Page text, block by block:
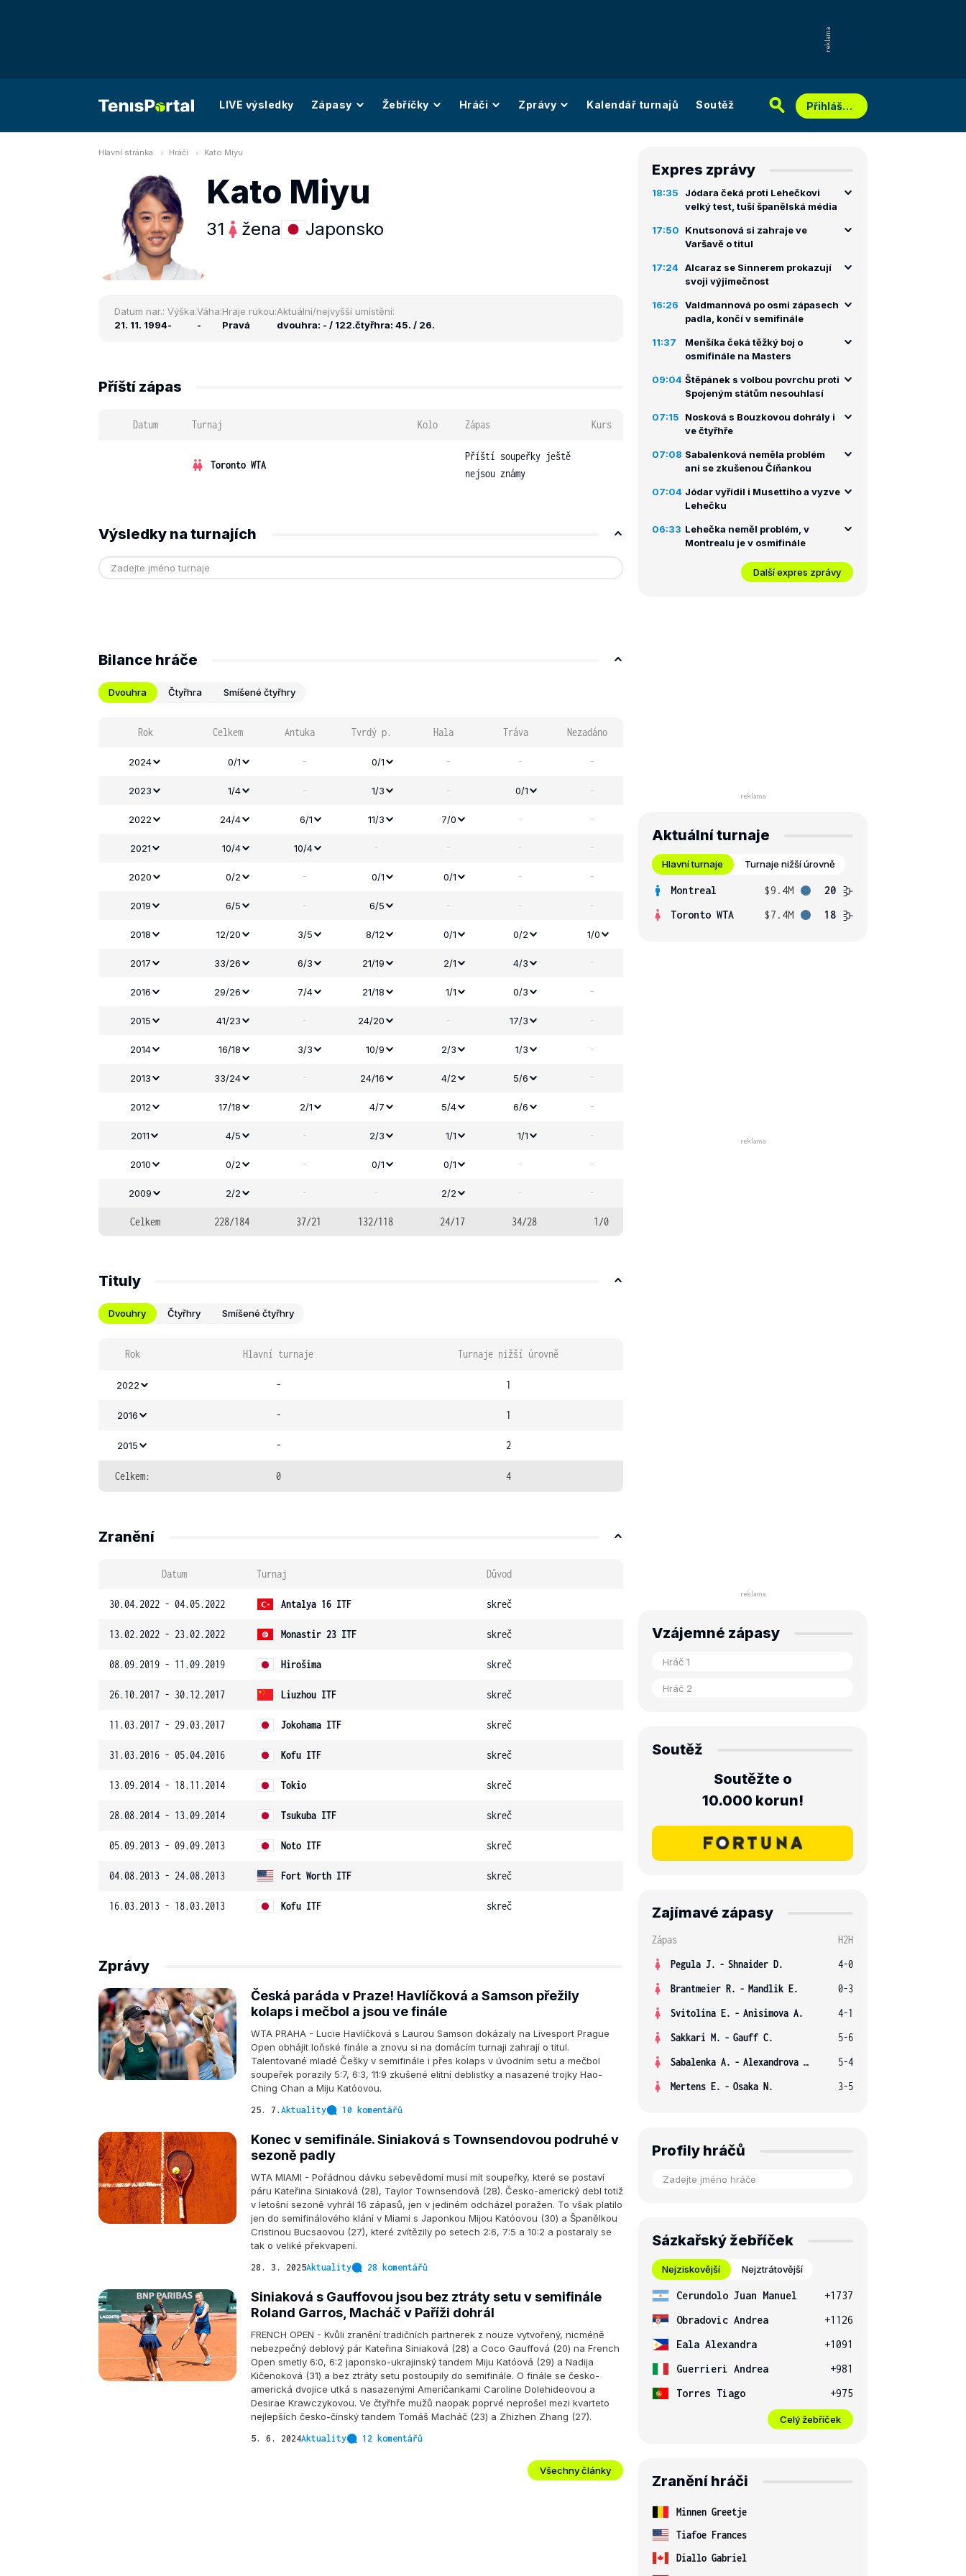
LIVE výsledky Zápasy Žebříčky Hráči Zprávy Kalendář turnajů Soutěž Přihlášení
Hlavní stránka Hráči Kato Miyu
Kato Miyu
31 žena Japonsko
Datum nar.:
21. 11. 1994
Výška:
-
Váha:
-
Hraje rukou:
Pravá
Aktuální/nejvyšší umístění:
dvouhra: - / 122.čtyřhra: 45. / 26.
Příští zápas
Datum Turnaj Kolo Zápas Kurs
Toronto WTA
Příští soupeřky ještě
nejsou známy
Výsledky na turnajích
Bilance hráče
Dvouhra Čtyřhra Smíšené čtyřhry
Rok Celkem Antuka Tvrdý p. Hala Tráva Nezadáno
2024 0/1 - 0/1 - - -
2023 1/4 - 1/3 - 0/1 -
2022 24/4 6/1 11/3 7/0 - -
2021 10/4 10/4 - - - -
2020 0/2 - 0/1 0/1 - -
2019 6/5 - 6/5 - - -
2018 12/20 3/5 8/12 0/1 0/2 1/0
2017 33/26 6/3 21/19 2/1 4/3 -
2016 29/26 7/4 21/18 1/1 0/3 -
2015 41/23 - 24/20 - 17/3 -
2014 16/18 3/3 10/9 2/3 1/3 -
2013 33/24 - 24/16 4/2 5/6 -
2012 17/18 2/1 4/7 5/4 6/6 -
2011 4/5 - 2/3 1/1 1/1 -
2010 0/2 - 0/1 0/1 - -
2009 2/2 - - 2/2 - -
Celkem 228/184 37/21 132/118 24/17 34/28 1/0
Tituly
Dvouhry Čtyřhry Smíšené čtyřhry
Rok Hlavní turnaje Turnaje nižší úrovně
2022 - 1
2016 - 1
2015 - 2
Celkem: 0 4
Zranění
Datum Turnaj Důvod
30.04.2022 - 04.05.2022 Antalya 16 ITF skreč
13.02.2022 - 23.02.2022 Monastir 23 ITF skreč
08.09.2019 - 11.09.2019 Hirošima skreč
26.10.2017 - 30.12.2017 Liuzhou ITF skreč
11.03.2017 - 29.03.2017 Jokohama ITF skreč
31.03.2016 - 05.04.2016 Kofu ITF skreč
13.09.2014 - 18.11.2014 Tokio skreč
28.08.2014 - 13.09.2014 Tsukuba ITF skreč
05.09.2013 - 09.09.2013 Noto ITF skreč
04.08.2013 - 24.08.2013 Fort Worth ITF skreč
16.03.2013 - 18.03.2013 Kofu ITF skreč
Zprávy
Česká paráda v Praze! Havlíčková a Samson přežily
kolaps i mečbol a jsou ve finále
WTA PRAHA - Lucie Havlíčková s Laurou Samson dokázaly na Livesport Prague
Open obhájit loňské finále a znovu si na domácím turnaji zahrají o titul.
Talentované mladé Češky v semifinále i přes kolaps v úvodním setu a mečbol
soupeřek porazily 5:7, 6:3, 11:9 zkušené elitní deblistky a nasazené trojky Hao-
Ching Chan a Miju Katóovou.
25. 7. Aktuality 10 komentářů
Konec v semifinále. Siniaková s Townsendovou podruhé v
sezoně padly
WTA MIAMI - Pořádnou dávku sebevědomí musí mít soupeřky, které se postaví
páru Kateřina Siniaková (28), Taylor Townsendová (28). Česko-americký debl totiž
v letošní sezoně vyhrál 16 zápasů, jen v jediném odcházel poražen. To však platilo
jen do semifinálového klání v Miami s Japonkou Mijou Katóovou (30) a Španělkou
Cristinou Bucsaovou (27), které zvítězily po setech 2:6, 7:5 a 10:2 a postaraly se
tak o veliké překvapení.
28. 3. 2025Aktuality 28 komentářů
Siniaková s Gauffovou jsou bez ztráty setu v semifinále
Roland Garros, Macháč v Paříži dohrál
FRENCH OPEN - Kvůli zranění tradičních partnerek z nouze vytvořený, nicméně
nebezpečný deblový pár Kateřina Siniaková (28) a Coco Gauffová (20) na French
Open smetly 6:0, 6:2 japonsko-ukrajinský tandem Miju Katóová (29) a Nadija
Kičenoková (31) a bez ztráty setu postoupily do semifinále. O finále se česko-
americká dvojice utká s nasazenými Američankami Caroline Dolehideovou a
Desirae Krawczykovou. Ve čtyřhře mužů naopak poprvé neprošel mezi kvarteto
nejlepších česko-čínský tandem Tomáš Macháč (23) a Zhizhen Zhang (27).
5. 6. 2024Aktuality 12 komentářů
Všechny články
Expres zprávy
18:35
Jódara čeká proti Lehečkovi
velký test, tuší španělská média
17:50
Knutsonová si zahraje ve
Varšavě o titul
17:24 Alcaraz se Sinnerem prokazují
svoji výjimečnost
16:26
Valdmannová po osmi zápasech
padla, končí v semifinále
11:37
Menšíka čeká těžký boj o
osmifinále na Masters
09:04 Štěpánek s volbou povrchu proti
Spojeným státům nesouhlasí
07:15
Nosková s Bouzkovou dohrály i
ve čtyřhře
07:08 Sabalenková neměla problém
ani se zkušenou Číňankou
07:04 Jódar vyřídil i Musettiho a vyzve
Lehečku
06:33 Lehečka neměl problém, v
Montrealu je v osmifinále
Další expres zprávy
Aktuální turnaje
Hlavní turnaje Turnaje nižší úrovně
Montreal $9.4M
20
Toronto WTA
$7.4M 18
Vzájemné zápasy
Soutěž
Soutěžte o
10.000 korun!
Zajímavé zápasy
Zápas
H2H
Pegula J. - Shnaider D.
4-0
Brantmeier R. - Mandlik E.
0-3
Svitolina E. - Anisimova A.
4-1
Sakkari M. - Gauff C.
5-6
Sabalenka A. - Alexandrova E.
5-4
Mertens E. - Osaka N. 3-5
Profily hráčů
Sázkařský žebříček
Nejziskovější Nejztrátovější
Cerundolo Juan Manuel
+1737
Obradovic Andrea
+1126
Eala Alexandra
+1091
Guerrieri Andrea
+981
Torres Tiago
+975
Celý žebříček
Zranění hráči
Minnen Greetje
Tiafoe Frances
Diallo Gabriel